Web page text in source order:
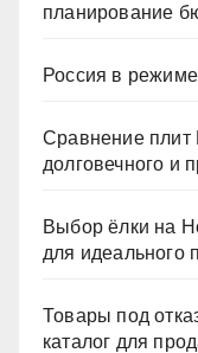
планирование
Россия в режиме
Сравнение
долговечного и
Выбор ёлки на
для идеального
Товары под
каталог для